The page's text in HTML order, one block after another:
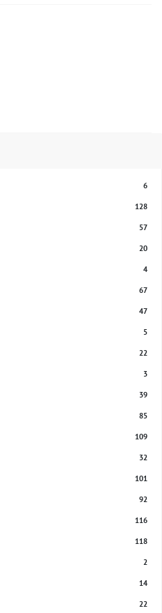
6
128
57
20
4
67
47
5
22
3
39
85
109
32
101
92
116
118
2
14
22